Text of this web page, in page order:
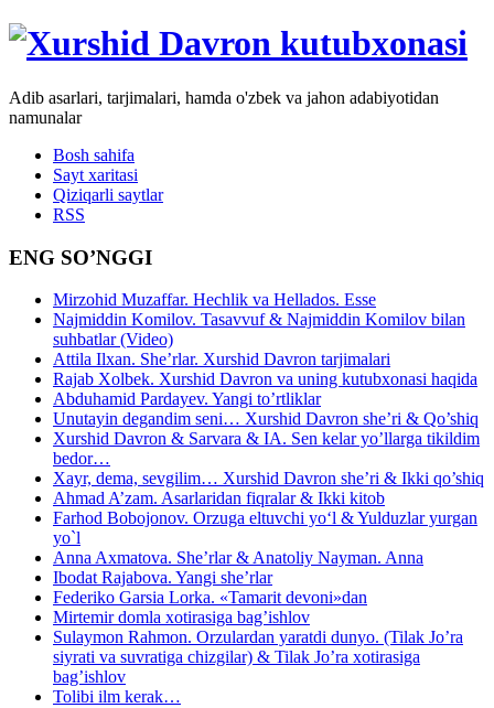
Adib asarlari, tarjimalari, hamda o'zbek va jahon adabiyotidan
namunalar
Bosh sahifa
Sayt xaritasi
Qiziqarli saytlar
RSS
ENG SO’NGGI
Mirzohid Muzaffar. Hechlik va Hellados. Esse
Najmiddin Komilov. Tasavvuf & Najmiddin Komilov bilan
suhbatlar (Video)
Attila Ilxan. She’rlar. Xurshid Davron tarjimalari
Rajab Xolbek. Xurshid Davron va uning kutubxonasi haqida
Abduhamid Pardayev. Yangi to’rtliklar
Unutayin degandim seni… Xurshid Davron she’ri & Qo’shiq
Xurshid Davron & Sarvara & IA. Sen kelar yo’llarga tikildim
bedor…
Xayr, dema, sevgilim… Xurshid Davron she’ri & Ikki qo’shiq
Ahmad A’zam. Asarlaridan fiqralar & Ikki kitob
Farhod Bobojonov. Orzuga eltuvchi yo‘l & Yulduzlar yurgan
yo`l
Anna Axmatova. She’rlar & Anatoliy Nayman. Anna
Ibodat Rajabova. Yangi she’rlar
Federiko Garsia Lorka. «Tamarit devoni»dan
Mirtemir domla xotirasiga bag’ishlov
Sulaymon Rahmon. Orzulardan yaratdi dunyo. (Tilak Jo’ra
siyrati va suvratiga chizgilar) & Tilak Jo’ra xotirasiga
bag’ishlov
Tolibi ilm kerak…